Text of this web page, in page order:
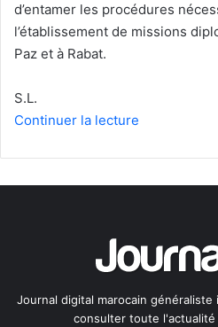
d’entamer les procédures
l’établissement de missions
Paz et à Rabat.
S.L.
Continuer la lecture
Journal digital marocain
consulter toute